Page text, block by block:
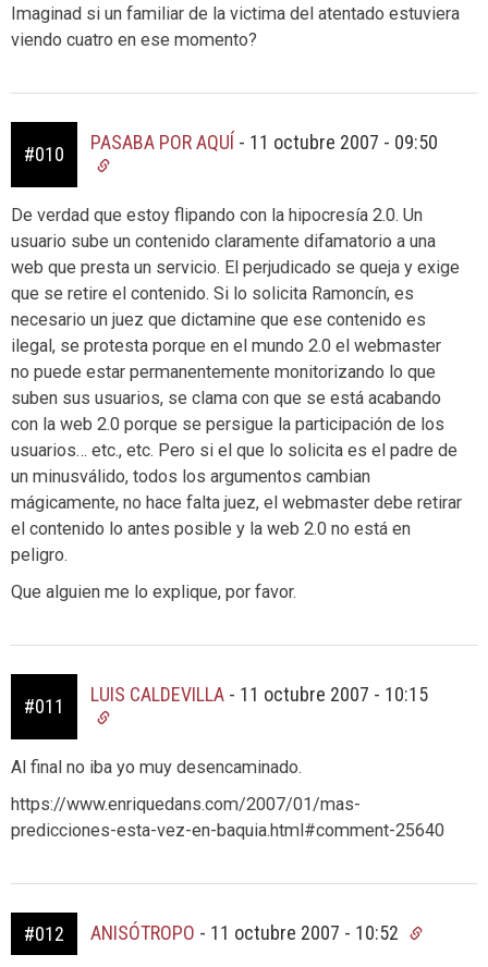
Imaginad si un familiar de la victima del atentado estuviera
viendo cuatro en ese momento?
#010
PASABA POR AQUÍ - 11 octubre 2007 - 09:50
De verdad que estoy flipando con la hipocresía 2.0. Un
usuario sube un contenido claramente difamatorio a una
web que presta un servicio. El perjudicado se queja y exige
que se retire el contenido. Si lo solicita Ramoncín, es
necesario un juez que dictamine que ese contenido es
ilegal, se protesta porque en el mundo 2.0 el webmaster
no puede estar permanentemente monitorizando lo que
suben sus usuarios, se clama con que se está acabando
con la web 2.0 porque se persigue la participación de los
usuarios… etc., etc. Pero si el que lo solicita es el padre de
un minusválido, todos los argumentos cambian
mágicamente, no hace falta juez, el webmaster debe retirar
el contenido lo antes posible y la web 2.0 no está en
peligro.
Que alguien me lo explique, por favor.
#011
LUIS CALDEVILLA - 11 octubre 2007 - 10:15
Al final no iba yo muy desencaminado.
https://www.enriquedans.com/2007/01/mas-
predicciones-esta-vez-en-baquia.html#comment-25640
#012 ANISÓTROPO - 11 octubre 2007 - 10:52